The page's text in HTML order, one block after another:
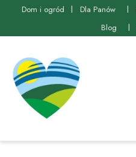
Dom i ogród Dla Panów
Blog